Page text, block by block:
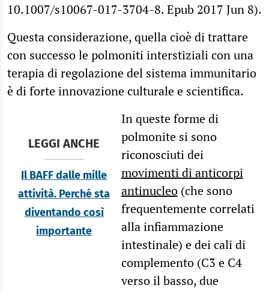
10.1007/s10067-017-3704-8. Epub 2017 Jun 8).
Questa considerazione, quella cioè di trattare
con successo le polmoniti interstiziali con una
terapia di regolazione del sistema immunitario
è di forte innovazione culturale e scientifica.
LEGGI ANCHE
Il BAFF dalle mille
attività. Perché sta
diventando così
importante
In queste forme di
polmonite si sono
riconosciuti dei
movimenti di anticorpi
antinucleo(che sono
frequentemente correlati
alla infiammazione
intestinale) e dei cali di
complemento (C3 e C4
verso il basso, due